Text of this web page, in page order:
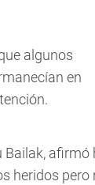
algunos
en
Bailak, afirmó
heridos pero